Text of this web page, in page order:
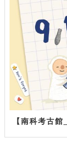
【南科考古